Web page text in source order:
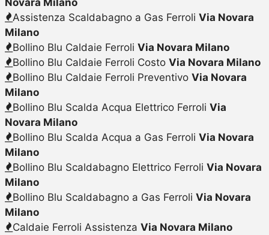
Assistenza Scaldabagno a Gas Ferroli Via Novara
Milano
Bollino Blu Caldaie Ferroli Via Novara Milano
Bollino Blu Caldaie Ferroli Costo Via Novara Milano
Bollino Blu Caldaie Ferroli Preventivo Via Novara
Milano
Bollino Blu Scalda Acqua Elettrico Ferroli Via
Novara Milano
Bollino Blu Scalda Acqua a Gas Ferroli Via Novara
Milano
Bollino Blu Scaldabagno Elettrico Ferroli Via Novara
Milano
Bollino Blu Scaldabagno a Gas Ferroli Via Novara
Milano
Caldaie Ferroli Assistenza Via Novara Milano